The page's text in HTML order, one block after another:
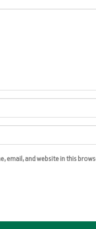
email, and website in this